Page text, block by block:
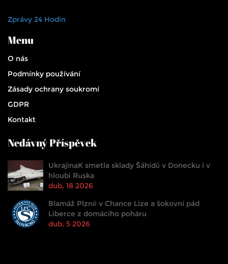
Zprávy 24 Hodin
Menu
O nás
Podmínky používání
Zásady ochrany soukromí
GDPR
Kontakt
Nedávný Příspěvek
UkrajinaK smetla sklady Šáhidů v Donecku i v
hloubi Ruska
dub, 18 2026
Blamáž Plzně v Chance Lize a šokovní pád
Liberce z domácího poháru
dub, 5 2026